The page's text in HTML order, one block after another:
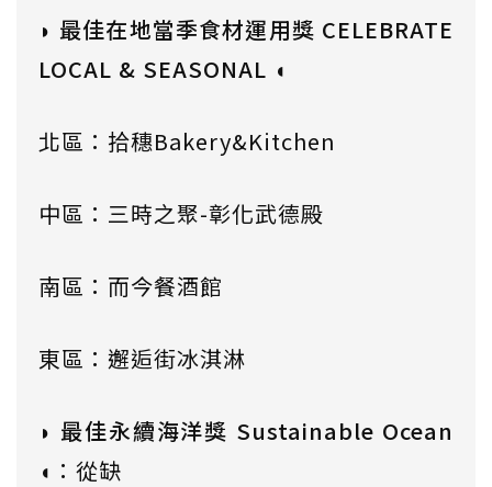
◗ 最佳在地當季食材運用獎 CELEBRATE
LOCAL & SEASONAL ◖
北區：拾穗Bakery&Kitchen
中區：三時之聚-彰化武德殿
南區：而今餐酒館
東區：邂逅街冰淇淋
◗ 最佳永續海洋獎 Sustainable Ocean
◖ ：從缺